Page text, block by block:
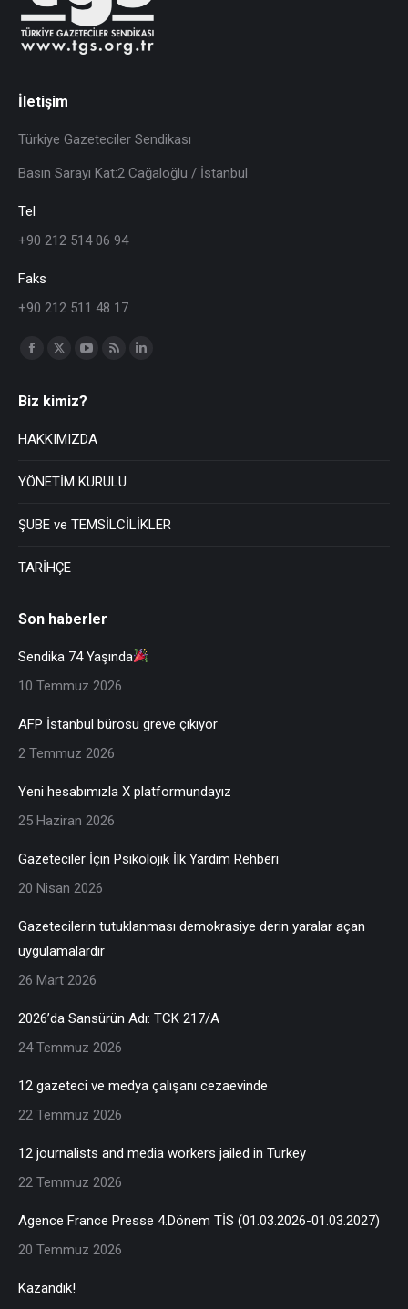
İletişim
Türkiye Gazeteciler Sendikası
Basın Sarayı Kat:2 Cağaloğlu / İstanbul
Tel
+90 212 514 06 94
Faks
+90 212 511 48 17
Find us on:
Biz kimiz?
HAKKIMIZDA
YÖNETİM KURULU
ŞUBE ve TEMSİLCİLİKLER
TARİHÇE
Son haberler
Sendika 74 Yaşında
10 Temmuz 2026
AFP İstanbul bürosu greve çıkıyor
2 Temmuz 2026
Yeni hesabımızla X platformundayız
25 Haziran 2026
Gazeteciler İçin Psikolojik İlk Yardım Rehberi
20 Nisan 2026
Gazetecilerin tutuklanması demokrasiye derin yaralar açan
uygulamalardır
26 Mart 2026
2026’da Sansürün Adı: TCK 217/A
24 Temmuz 2026
12 gazeteci ve medya çalışanı cezaevinde
22 Temmuz 2026
12 journalists and media workers jailed in Turkey
22 Temmuz 2026
Agence France Presse 4.Dönem TİS (01.03.2026-01.03.2027)
20 Temmuz 2026
Kazandık!